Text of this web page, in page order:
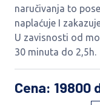
naručivanja to
naplaćuje I
U zavisnosti od
30 minuta do 2,5h.
Cena: 19800